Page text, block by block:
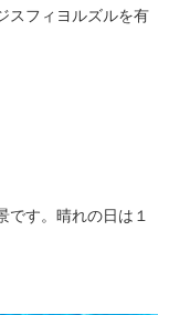
スフィヨルズルを有
です。晴れの日は１